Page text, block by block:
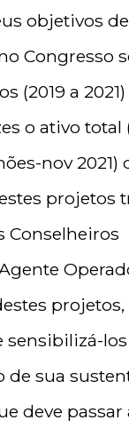
objetivos
Congresso
(2019 a
o ativo total
nov 2021)
projetos
Conselheiros
projetos,
de sua
deve passar